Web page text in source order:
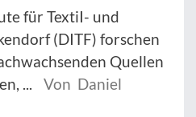
für TextiI- und
(DITF) forschen
Quellen
...
Von Daniel